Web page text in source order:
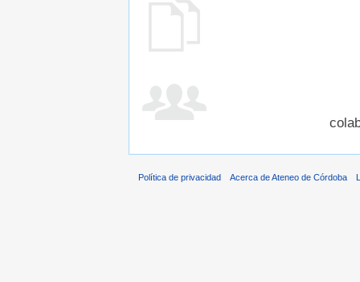
Política de privacidad Acerca de Ateneo de Córdoba